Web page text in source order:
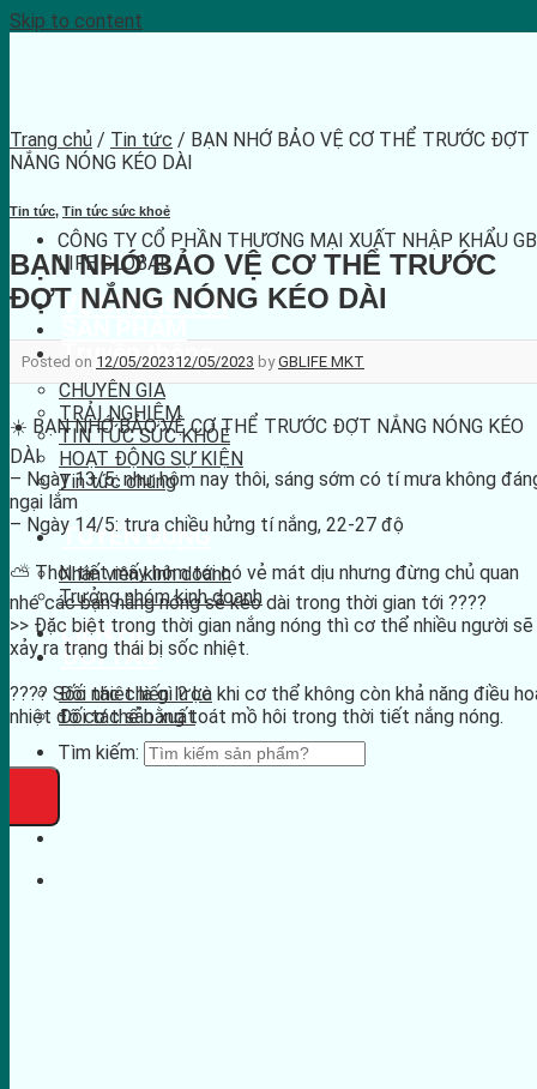
Skip to content
CÔNG TY CỔ PHẦN THƯƠNG MẠI XUẤT NHẬP KHẨU GB
LIFE GLOBAL
VỀ CHÚNG TÔI
Truyền thông
CHUYÊN GIA
TRẢI NGHIỆM
TIN TỨC SỨC KHỎE
HOẠT ĐỘNG SỰ KIỆN
Tin tức chung
TUYỂN DỤNG
Nhân viên kinh doanh
Trưởng nhóm kinh doanh
LIÊN HỆ
ĐỐI TÁC
Đối tác chiến lược
Đối tác sản xuất
Tìm kiếm:
Trang chủ / Tin tức / BẠN NHỚ BẢO VỆ CƠ THỂ TRƯỚC ĐỢT
NẮNG NÓNG KÉO DÀI
Tin tức, Tin tức sức khoẻ
BẠN NHỚ BẢO VỆ CƠ THỂ TRƯỚC
ĐỢT NẮNG NÓNG KÉO DÀI
Posted on 12/05/202312/05/2023 byGBLIFE MKT
☀️ BẠN NHỚ BẢO VỆ CƠ THỂ TRƯỚC ĐỢT NẮNG NÓNG KÉO
DÀI
– Ngày 13/5: như hôm nay thôi, sáng sớm có tí mưa không
ngại lắm
– Ngày 14/5: trưa chiều hửng tí nắng, 22-27 độ
⛅️ Thời tiết mấy hôm tới có vẻ mát dịu nhưng đừng chủ quan
nhé các bạn nắng nóng sẽ kéo dài trong thời gian tới ????
>> Đặc biệt trong thời gian nắng nóng thì cơ thể nhiều người sẽ
xảy ra trạng thái bị sốc nhiệt.
???? Sốc nhiệt là gì ? Là khi cơ thể không còn khả năng điều
nhiệt độ cơ thể bằng toát mồ hôi trong thời tiết nắng nóng.